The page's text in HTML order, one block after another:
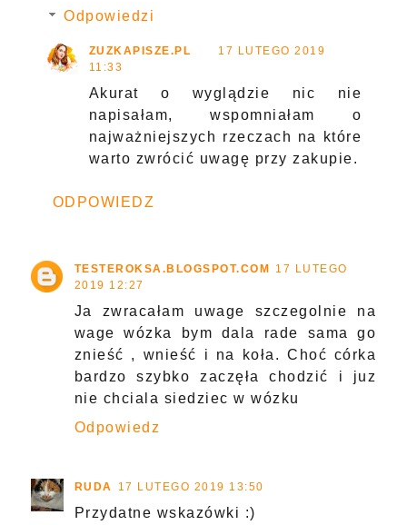
Odpowiedzi
ZUZKAPISZE.PL
17 LUTEGO 2019
11:33
Akurat o wyglądzie nic nie
napisałam, wspomniałam o
najważniejszych rzeczach na które
warto zwrócić uwagę przy zakupie.
ODPOWIEDZ
TESTEROKSA.BLOGSPOT.COM
17 LUTEGO
2019 12:27
Ja zwracałam uwage szczegolnie na
wage wózka bym dala rade sama go
znieść , wnieść i na koła. Choć córka
bardzo szybko zaczęła chodzić i juz
nie chciala siedziec w wózku
Odpowiedz
RUDA 17 LUTEGO 2019 13:50
Przydatne wskazówki :)